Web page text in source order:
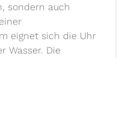
sondern auch
eignet sich die Uhr
Wasser. Die